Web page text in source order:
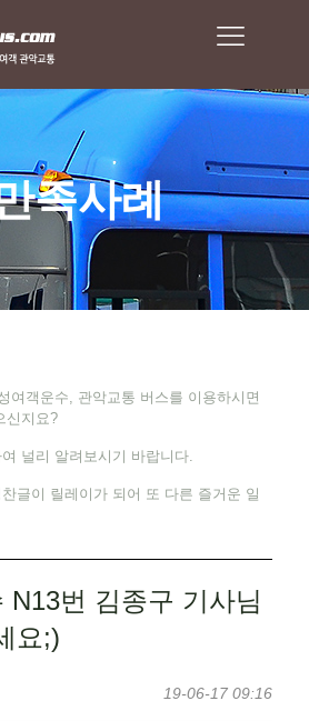
족사례
여객운수, 관악교통 버스를 이용하시면
신지요?
널리 알려보시기 바랍니다.
글이 릴레이가 되어 또 다른 즐거운 일
N13번 김종구 기사님
요;)
19-06-17 09:16